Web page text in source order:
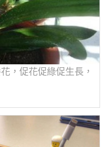
，促花促綠促生長，